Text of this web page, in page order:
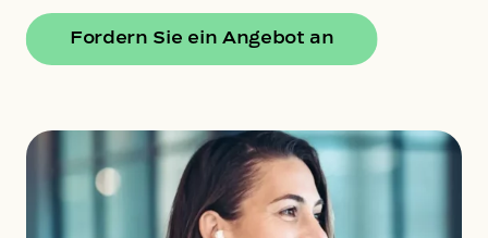
Fordern Sie ein Angebot an